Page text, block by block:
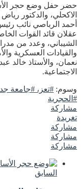
حضر حفل وضع حجر
الاكحلي، والدكتور
أحمد الرباصي نائب
عقلان قائد القوات
الشيباني، وعدد من
والقيادات العسكرية
نعمان، والأستاذ خالد
الاجتماعية.
وسوم: #تعز، #جامعة
#الحجرية
مشاركة
تغريدة
مشاركة
مشاركة
مشاركة
السابق